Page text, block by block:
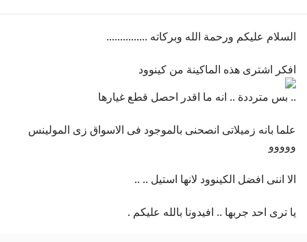
السلام عليكم ورحمة الله وبركاته ...............
افكر اشترى هذه الماكينة من كينوود
.. بس مترددة .. انه ما اقدر احصل قطع غيارها
علما بانه زميلاتى انصحنى بالموجود فى الاسواق زى المولينس
ووووو
الا اننى افضل الكينوود لانها استيل .. ..
يا ترى احد جربها .. افيدونا بالله عليكم .